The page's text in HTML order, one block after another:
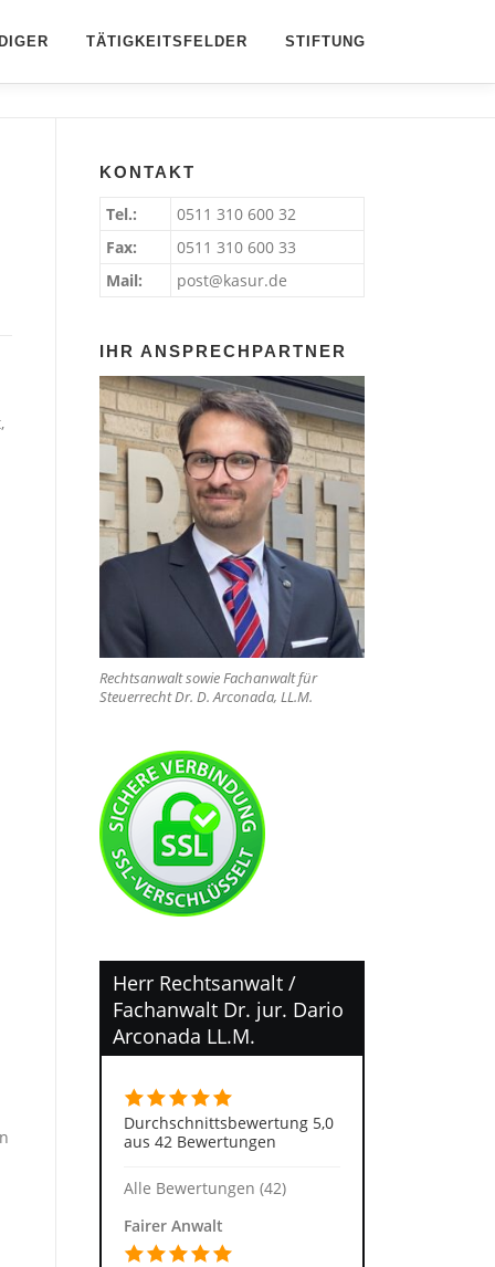
TÄTIGKEITSFELDER STIFTUNG
KONTAKT
Tel.:
0511 310 600 32
Fax:
0511 310 600 33
Mail:
post@kasur.de
IHR ANSPRECHPARTNER
Rechtsanwalt sowie Fachanwalt für
Steuerrecht Dr. D. Arconada, LL.M.
Herr Rechtsanwalt /
Fachanwalt Dr. jur. Dario
Arconada LL.M.
Durchschnittsbewertung 5,0
aus 42 Bewertungen
Alle Bewertungen (42)
Fairer Anwalt